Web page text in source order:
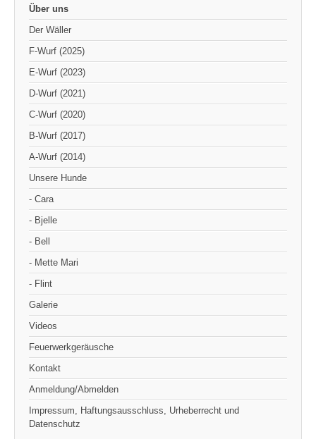
Über uns
Der Wäller
F-Wurf (2025)
E-Wurf (2023)
D-Wurf (2021)
C-Wurf (2020)
B-Wurf (2017)
A-Wurf (2014)
Unsere Hunde
- Cara
- Bjelle
- Bell
- Mette Mari
- Flint
Galerie
Videos
Feuerwerkgeräusche
Kontakt
Anmeldung/Abmelden
Impressum, Haftungsausschluss, Urheberrecht und
Datenschutz